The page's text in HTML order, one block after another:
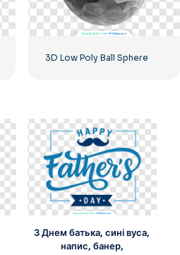
3D Low Poly Ball Sphere
З Днем батька, сині вуса,
напис, банер,